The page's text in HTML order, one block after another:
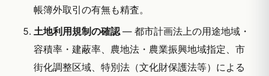
帳簿外取引の有無も精査。
土地利用規制の確認— 都市計画法上の用途地域・
容積率・建蔽率、農地法・農業振興地域指定、市
街化調整区域、特別法（文化財保護法等）による